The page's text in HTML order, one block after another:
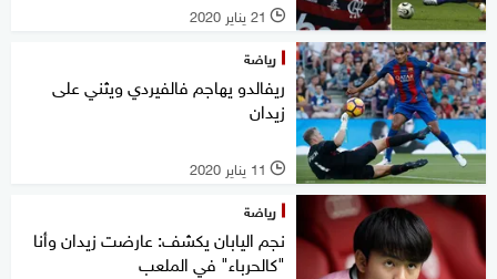
l 21 يناير 2020
رياضة
ريفالدو يهاجم فالفيردي ويثني على
زيدان
l 11 يناير 2020
رياضة
نجم اليابان يكشف: عارضت زيدان وأنا
"كالحرباء" في الملعب